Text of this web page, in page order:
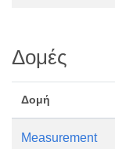
Δομές
Δομή
Measurement